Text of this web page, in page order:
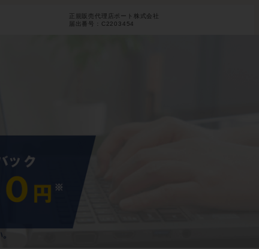
正規販売代理店ポート株式会社
届出番号：C2203454